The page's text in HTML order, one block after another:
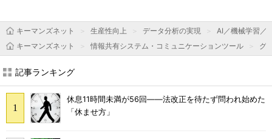
キーマンズネット 生産性向上 データ分析の実現
AI／機械学習／
キーマンズネット
情報共有システム・コミュニケーションツール グ
記事ランキング
休息11時間未満が56回――法改正を待たず問われ始めた
「休ませ方」